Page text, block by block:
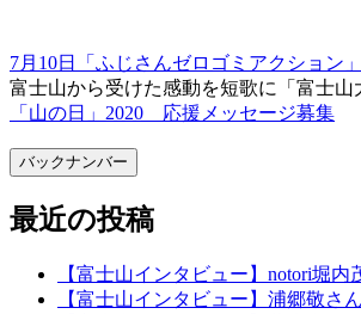
7月10日「ふじさんゼロゴミアクション
富士山から受けた感動を短歌に「富士山
「山の日」2020 応援メッセージ募集
バックナンバー
最近の投稿
【富士山インタビュー】notori堀
【富士山インタビュー】浦郷敬さ